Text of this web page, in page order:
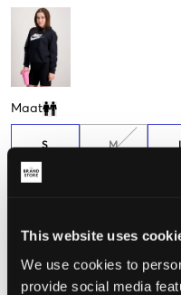
This website uses
We use cookies to
provide social media
Maat
Clone modal
S
128-137cm
M
De maat lijkt
Te klein